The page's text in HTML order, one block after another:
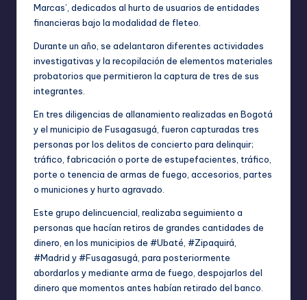
Marcas’, dedicados al hurto de usuarios de entidades
financieras bajo la modalidad de fleteo.
Durante un año, se adelantaron diferentes actividades
investigativas y la recopilación de elementos materiales
probatorios que permitieron la captura de tres de sus
integrantes.
En tres diligencias de allanamiento realizadas en Bogotá
y el municipio de Fusagasugá, fueron capturadas tres
personas por los delitos de concierto para delinquir;
tráfico, fabricación o porte de estupefacientes, tráfico,
porte o tenencia de armas de fuego, accesorios, partes
o municiones y hurto agravado.
Este grupo delincuencial, realizaba seguimiento a
personas que hacían retiros de grandes cantidades de
dinero, en los municipios de #Ubaté, #Zipaquirá,
#Madrid y#Fusagasugá, para posteriormente
abordarlos y mediante arma de fuego, despojarlos del
dinero que momentos antes habían retirado del banco.